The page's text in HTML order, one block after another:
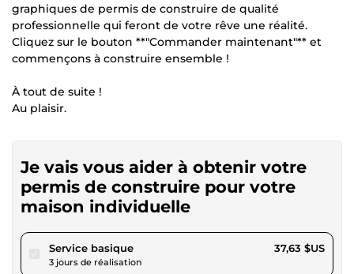
graphiques de permis de construire de qualité
professionnelle qui feront de votre rêve une réalité.
Cliquez sur le bouton **"Commander maintenant"** et
commençons à construire ensemble !
À tout de suite !
Au plaisir.
Je vais vous aider à obtenir votre
permis de construire pour votre
maison individuelle
Service basiquepour 34,68 $US
3 jours de réalisation
37,63 $US